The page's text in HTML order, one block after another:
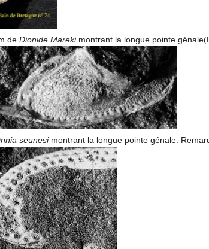
de Dionide Marekimontrant la longue pointe
seunesimontrant la longue pointe génale.